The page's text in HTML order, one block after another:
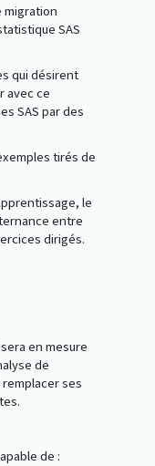
migration
SAS
qui désirent
avec ce
SAS par des
tirés de
le
entre
dirigés.
en mesure
de
ses
de :